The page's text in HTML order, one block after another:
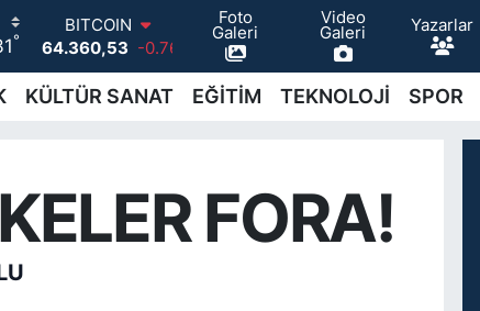
°
BITCOIN
64.360,53 -0.76
DOLAR
47,7069 0.17
GRAM ALTIN
6618.49
2.12
Foto
Galeri
Video
Galeri Yazarlar
KÜLTÜR SANAT EĞİTİM TEKNOLOJİ SPOR
FORA!